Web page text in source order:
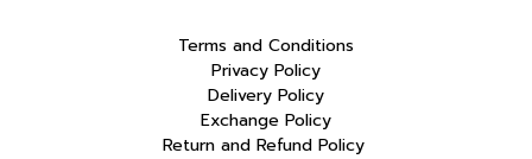
Terms and Conditions
Privacy Policy
Delivery Policy
Exchange Policy
Return and Refund Policy